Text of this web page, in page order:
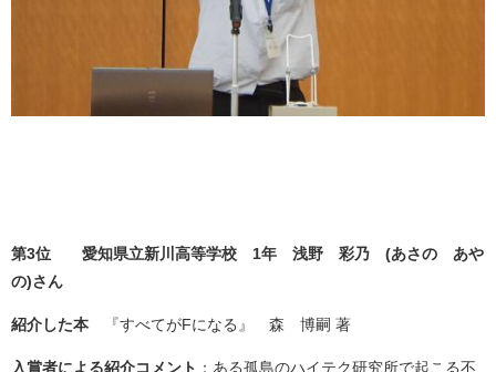
第3位 愛知県立新川高等学校 1年 浅野 彩乃 (あさの あや
の)さん
紹介した本 『すべてがFになる』 森 博嗣 著
入賞者による紹介コメント ：ある孤島のハイテク研究所で起こる不